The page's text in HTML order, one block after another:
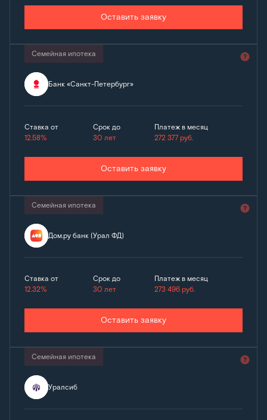
Оставить заявку
Семейная ипотека
Банк «Санкт-Петербург»
Ставка от
12.58%
Срок до
30 лет
Платеж в месяц
272 377руб.
Оставить заявку
Семейная ипотека
Дом.ру банк (Урал ФД)
Ставка от
12.32%
Срок до
30 лет
Платеж в месяц
273 496руб.
Оставить заявку
Семейная ипотека
Уралсиб